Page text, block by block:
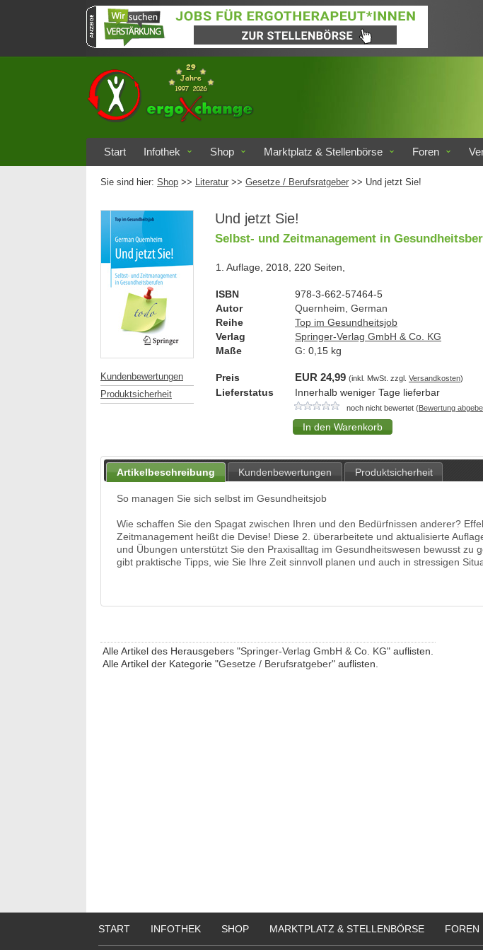
Start Infothek Shop Marktplatz & Stellenbörse Foren
Sie sind hier: Shop >> Literatur >> Gesetze / Berufsratgeber >> Und jetzt Sie!
Kundenbewertungen
Produktsicherheit
Und jetzt Sie!
Selbst- und Zeitmanagement in
1. Auflage, 2018, 220 Seiten,
ISBN
978-3-662-57464-5
Autor
Quernheim, German
Reihe
Top im Gesundheitsjob
Verlag
Springer-Verlag GmbH & Co. KG
Maße
G: 0,15 kg
Preis EUR 24,99 (inkl. MwSt. zzgl. Versandkosten)
Lieferstatus Innerhalb weniger Tage lieferbar
noch nicht bewertet (Bewertung
Artikelbeschreibung Kundenbewertungen Produktsicherheit
So managen Sie sich selbst im Gesundheitsjob
Wie schaffen Sie den Spagat zwischen Ihren und den Bedürfnissen anderer?
Zeitmanagement heißt die Devise! Diese 2. überarbeitete und aktualisierte
und Übungen unterstützt Sie den Praxisalltag im Gesundheitswesen bewusst zu
gibt praktische Tipps, wie Sie Ihre Zeit sinnvoll planen und auch in stressigen
Alle Artikel des Herausgebers "Springer-Verlag GmbH & Co. KG" auflisten.
Alle Artikel der Kategorie "Gesetze / Berufsratgeber" auflisten.
START INFOTHEK SHOP MARKTPLATZ & STELLENBÖRSE FOREN